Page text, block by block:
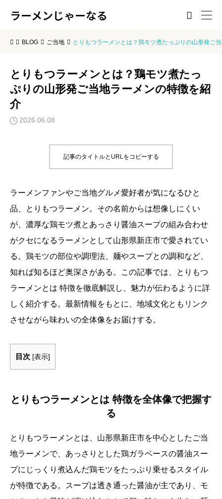
ラーメンじゃーなる 
BLOG ご当地 とりもつラーメンとは？鶏モツ煮たっぷりの山形発ご
とりもつラーメンとは？鶏モツ煮たっ
ぷりの山形発ご当地ラーメンの特徴を紹
介
2026.06.08
記事のタイトルとURLをコピーする
ラーメンファンやご当地グルメ愛好者が気になるひと
品、とりもつラーメン。その名前からは想像しにくい
が、濃厚な鶏モツ煮とあっさり醤油スープの組み合わせ
がクセになるラーメンとして山形県新庄市で愛されてい
る。鶏モツの部位や調理法、麺やスープとの調和など、
知れば知るほど奥深さがある。この記事では、とりもつ
ラーメンとは 特徴を徹底解説し、魅力が伝わるように詳
しく紹介する。最新情報をもとに、地域文化ともリンク
させながら味わいの全体像をお届けする。
目次 [表示]
とりもつラーメンとは 特徴を全体像で把握す
る
とりもつラーメンとは、山形県新庄市を中心としたご当
地ラーメンで、あっさりとした鶏ガラベースの醤油スー
プにじっくり煮込んだ鶏モツをたっぷり乗せるスタイル
が特徴である。スープは透き通った醤油が主であり、モ